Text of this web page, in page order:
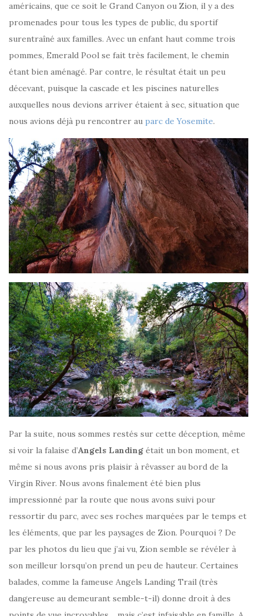
américains, que ce soit le Grand Canyon ou Zion, il y a des
promenades pour tous les types de public, du sportif
surentraîné aux familles. Avec un enfant haut comme trois
pommes, Emerald Pool se fait très facilement, le chemin
étant bien aménagé. Par contre, le résultat était un peu
décevant, puisque la cascade et les piscines naturelles
auxquelles nous devions arriver étaient à sec, situation que
nous avions déjà pu rencontrer au parc de Yosemite.
Par la suite, nous sommes restés sur cette déception, même
si voir la falaise d’Angels Landing était un bon moment, et
même si nous avons pris plaisir à rêvasser au bord de la
Virgin River. Nous avons finalement été bien plus
impressionné par la route que nous avons suivi pour
ressortir du parc, avec ses roches marquées par le temps et
les éléments, que par les paysages de Zion. Pourquoi ? De
par les photos du lieu que j’ai vu, Zion semble se révéler à
son meilleur lorsqu’on prend un peu de hauteur. Certaines
balades, comme la fameuse Angels Landing Trail (très
dangereuse au demeurant semble-t-il) donne droit à des